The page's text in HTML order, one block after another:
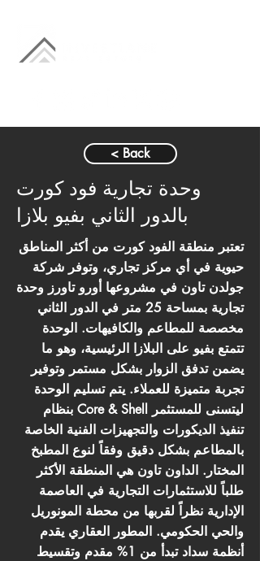
< Back
وحدة تجارية فود كورت
بالدور الثاني بفيو بلازا
تعتبر منطقة الفود كورت من أكثر المناطق
حيوية في أي مركز تجاري، وتوفر شركة
جولدن تاون في مشروعها أورو تاورز وحدة
تجارية بمساحة 25 متر في الدور الثاني
مخصصة للمطاعم والكافيهات. الوحدة
تتمتع بفيو على البلازا الرئيسية، وهو ما
يضمن تدفق الزوار بشكل مستمر وتوفير
تجربة متميزة للعملاء. يتم تسليم الوحدة
بنظام Core & Shell ليتسنى للمستثمر
تنفيذ الديكورات والتجهيزات الفنية الخاصة
بالمطاعم بشكل دقيق وفقاً لنوع المطبخ
المختار. الداون تاون هي المنطقة الأكثر
طلباً للاستثمارات التجارية في العاصمة
الإدارية نظراً لقربها من محطة المونوريل
والحي الحكومي. المطور العقاري يقدم
أنظمة سداد تبدأ من 1% مقدم وتقسيط